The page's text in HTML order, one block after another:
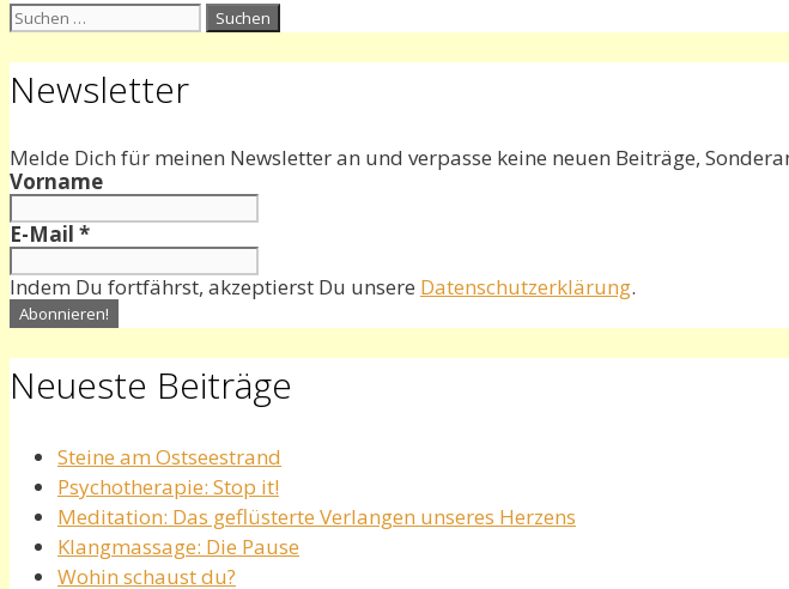
Suchen
Newsletter
Melde Dich für meinen Newsletter an und verpasse keine neuen Beiträge,
Vorname
E-Mail *
Indem Du fortfährst, akzeptierst Du unsere Datenschutzerklärung.
Neueste Beiträge
Steine am Ostseestrand
Psychotherapie: Stop it!
Meditation: Das geflüsterte Verlangen unseres Herzens
Klangmassage: Die Pause
Wohin schaust du?